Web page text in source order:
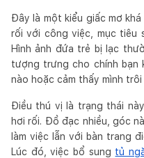
Đây là một kiểu giấc mơ
rối với công việc, mục tiêu
Hình ảnh đứa trẻ bị lạc
tượng trưng cho chính bạn
nào hoặc cảm thấy mình
Điều thú vị là trạng thái
hơi rối. Đồ đạc nhiều, góc
làm việc lẫn với bàn trang
Lúc đó, việc bổ sung tủ